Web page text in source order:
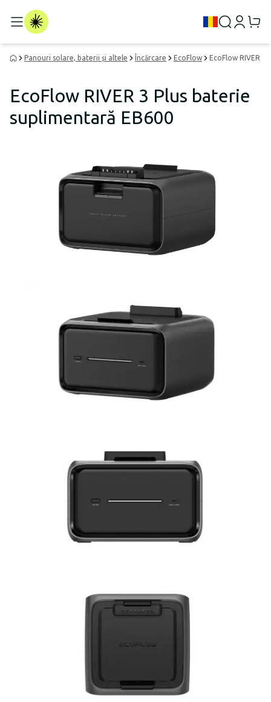
Panouri solare, baterii și altele Încărcare EcoFlow EcoFlow RIVER 3
EcoFlow RIVER 3 Plus baterie
suplimentară EB600